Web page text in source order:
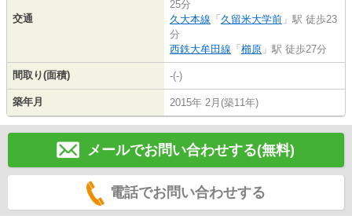
交通
25分
久大本線 「 久留米大学前 」駅 徒歩23
分
西鉄大牟田線 「 櫛原 」駅 徒歩27分
間取り(面積) -(-)
築年月 2015年 2月(築11年)
メールでお問い合わせする(無料)
電話でお問い合わせする